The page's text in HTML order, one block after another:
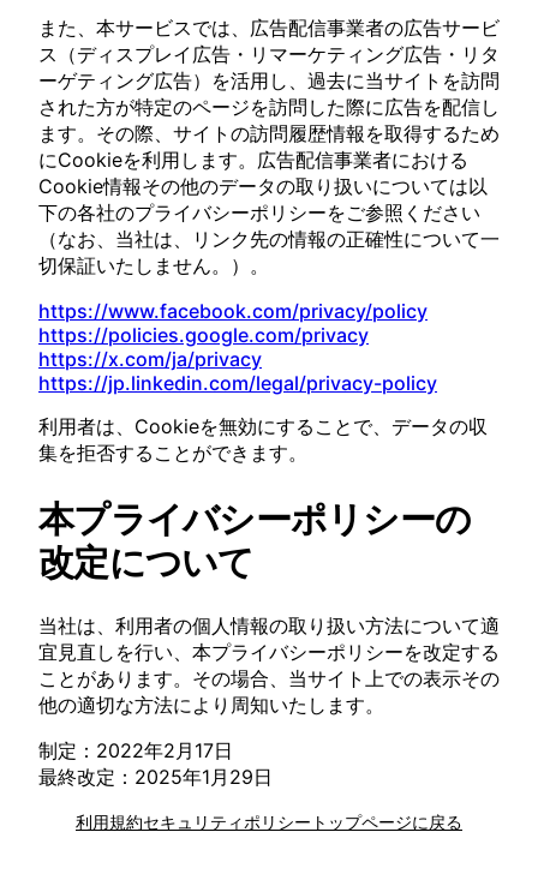
また、本サービスでは、広告配信事業者の広告サービ
ス（ディスプレイ広告・リマーケティング広告・リタ
ーゲティング広告）を活用し、過去に当サイトを訪問
された方が特定のページを訪問した際に広告を配信し
ます。その際、サイトの訪問履歴情報を取得するため
にCookieを利用します。広告配信事業者における
Cookie情報その他のデータの取り扱いについては以
下の各社のプライバシーポリシーをご参照ください
（なお、当社は、リンク先の情報の正確性について一
切保証いたしません。）。
https://www.facebook.com/privacy/policy
https://policies.google.com/privacy
https://x.com/ja/privacy
https://jp.linkedin.com/legal/privacy-policy
利用者は、Cookieを無効にすることで、データの収
集を拒否することができます。
本プライバシーポリシーの
改定について
当社は、利用者の個人情報の取り扱い方法について適
宜見直しを行い、本プライバシーポリシーを改定する
ことがあります。その場合、当サイト上での表示その
他の適切な方法により周知いたします。
制定：2022年2月17日
最終改定：2025年1月29日
利用規約セキュリティポリシー トップページに戻る